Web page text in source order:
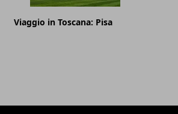
Viaggio in Toscana: Pisa